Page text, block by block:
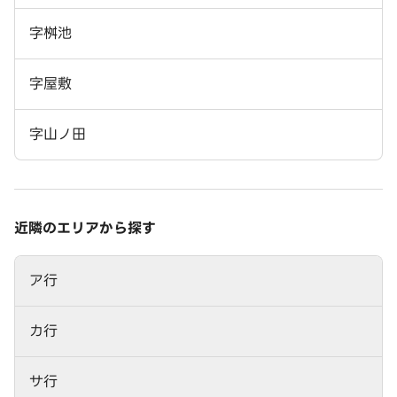
字桝池
字屋敷
字山ノ田
近隣のエリアから探す
ア行
カ行
サ行